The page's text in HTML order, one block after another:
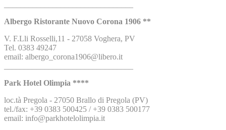
Albergo Ristorante Nuovo Corona 1906 **
V. F.Lli Rosselli,11 - 27058 Voghera, PV
Tel. 0383 49247
email: albergo_corona1906@libero.it
Park Hotel Olimpia ****
loc.tà Pregola - 27050 Brallo di Pregola (PV)
tel./fax: +39 0383 500425 / +39 0383 500177
email: info@parkhotelolimpia.it